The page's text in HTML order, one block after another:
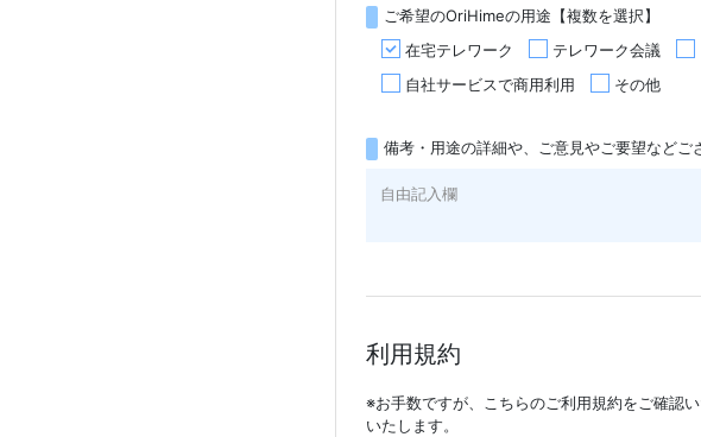
ご希望のOriHimeの用途【複数を選択】
在宅テレワーク
テレワーク会議
自社サービスで商用利用
その他
備考・用途の詳細や、ご意見やご要望など
利用規約
※お手数ですが、こちらのご利用規約をご確認
いたします。